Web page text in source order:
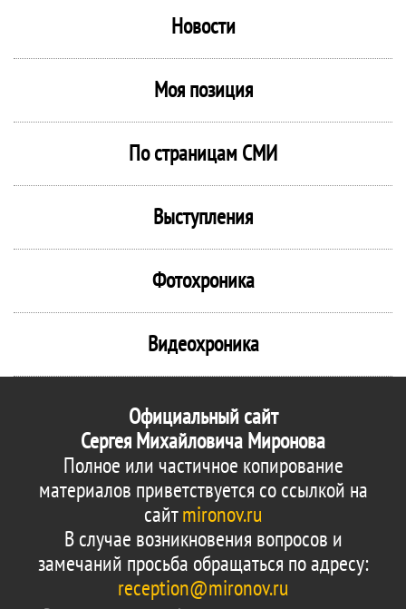
Новости
Моя позиция
По страницам СМИ
Выступления
Фотохроника
Видеохроника
Официальный сайт
Сергея Михайловича Миронова
Полное или частичное копирование
материалов приветствуется со ссылкой на
сайтmironov.ru
В случае возникновения вопросов и
замечаний просьба обращаться по адресу:
reception@mironov.ru